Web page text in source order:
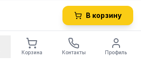
В корзину
Корзина Контакты Профиль